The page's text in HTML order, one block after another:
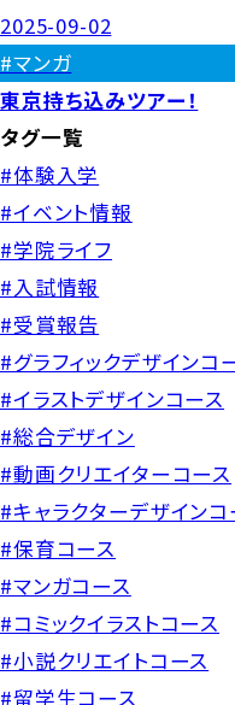
2025-09-02
#マンガ
東京持ち込みツアー！
タグ一覧
#体験入学
#イベント情報
#学院ライフ
#入試情報
#受賞報告
#グラフィックデザインコ
#イラストデザインコース
#総合デザイン
#動画クリエイターコース
#キャラクターデザインコ
#保育コース
#マンガコース
#コミックイラストコース
#小説クリエイトコース
#留学生コース